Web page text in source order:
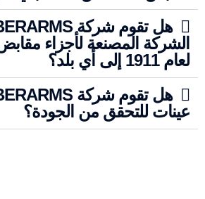
الشركة المصنعة لأجزاء
لعام 1911 إلى أي بلد؟
عينات للتحقق من الجودة؟